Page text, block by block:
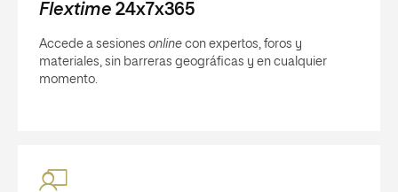
Flextime 24x7x365
Accede a sesiones online con expertos, foros y
materiales, sin barreras geográficas y en cualquier
momento.